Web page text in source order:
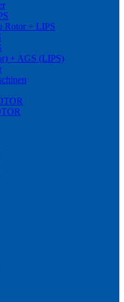
Rotor + LIPS
+ AGS (LIPS)